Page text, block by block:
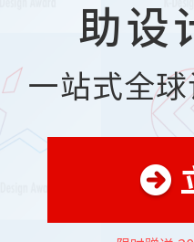
助设
一站式全